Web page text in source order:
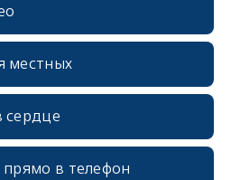
местных
сердце
в телефон